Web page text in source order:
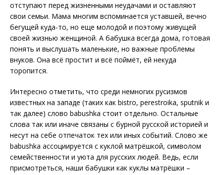
отступают перед жизненными неудачами и оставляют
свои семьи. Мама многим вспоминается уставшей, вечно
бегущей куда-то, но еще молодой и поэтому живущей
своей жизнью женщиной. А бабушка всегда дома, готовая
понять и выслушать маленькие, но важные проблемы
внуков. Она всё простит и всё поймёт, ей некуда
торопится.
Интересно отметить, что среди немногих русизмов
известных на западе (таких как bistro, perestroika, sputnik и
так далее) слово babushka стоит отдельно. Остальные
слова так или иначе связаны с бурной русской историей и
несут на себе отпечаток тех или иных событий. Слово же
babushka ассоциируется с куклой матрёшкой, символом
семейственности и уюта для русских людей. Ведь, если
присмотреться, наши бабушки как куклы матрёшки –